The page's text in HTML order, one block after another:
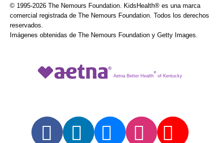
© 1995-2026 The Nemours Foundation. KidsHealth® es una marca
comercial registrada de The Nemours Foundation. Todos los derechos
reservados.
Imágenes obtenidas de The Nemours Foundation y Getty Images.
Aetna Better Health
®
of Kentucky